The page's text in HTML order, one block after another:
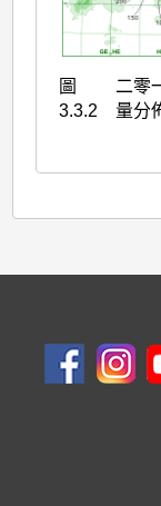
圖
3.3.2
二零
量分